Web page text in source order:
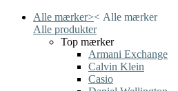
Alle mærker>< Alle mærker
Alle produkter
Top mærker
Armani Exchange
Calvin Klein
Casio